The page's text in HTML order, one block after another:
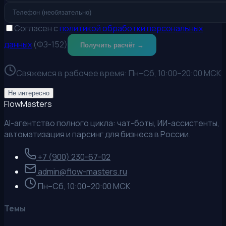
Согласен сполитикой обработки персональных
данных (ФЗ-152) Получить расчёт →
Свяжемся в рабочее время: Пн–Сб, 10:00–20:00 МСК
Не интересно
FlowMasters
AI-агентство полного цикла: чат-боты, ИИ-ассистенты,
автоматизация и парсинг для бизнеса в России.
+7 (900) 230-67-02
admin@flow-masters.ru
Пн–Сб, 10:00–20:00 МСК
Темы